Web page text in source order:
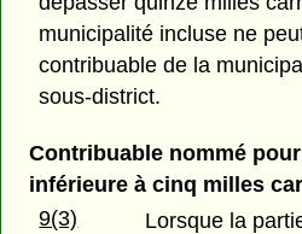
municipalité incluse ne
contribuable de la
sous-district.
Contribuable nommé
inférieure à cinq milles
9(3)
Lorsque la